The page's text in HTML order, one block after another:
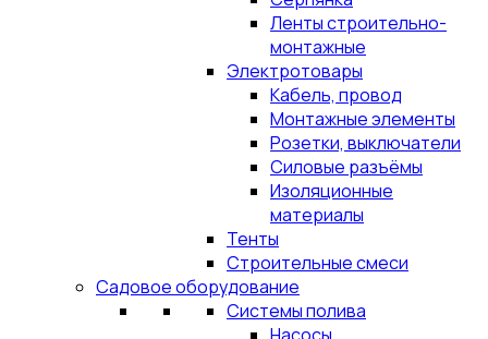
Ленты строительно-
монтажные
Электротовары
Кабель, провод
Монтажные элементы
Розетки, выключатели
Силовые разъёмы
Изоляционные
материалы
Тенты
Строительные смеси
Садовое оборудование
Системы полива